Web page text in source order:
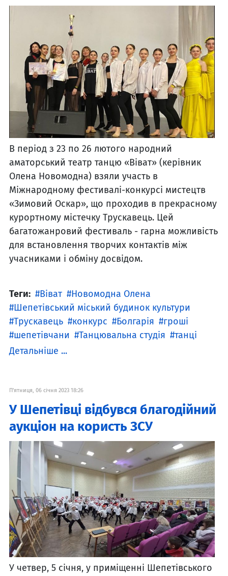
В період з 23 по 26 лютого народний
аматорський театр танцю «Віват» (керівник
Олена Новомодна) взяли участь в
Міжнародному фестивалі-конкурсі мистецтв
«Зимовий Оскар», що проходив в прекрасному
курортному містечку Трускавець. Цей
багатожанровий фестиваль - гарна можливість
для встановлення творчих контактів між
учасниками і обміну досвідом.
Теги: Віват
Новомодна Олена
Шепетівський міський будинок культури
Трускавець
конкурс Болгарія
гроші
шепетівчани
Танцювальна студія
танці
Детальніше ...
П'ятниця, 06 січня 2023 18:26
У Шепетівці відбувся благодійний
аукціон на користь ЗСУ
У четвер, 5 січня, у приміщенні Шепетівського